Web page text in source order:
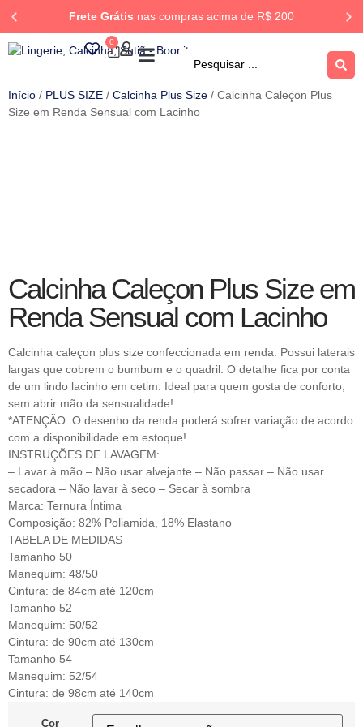
Frete Grátis nas compras acima de R$ 200
0
Início / PLUS SIZE / Calcinha Plus Size / Calcinha Caleçon Plus
Size em Renda Sensual com Lacinho
Calcinha Caleçon Plus Size em
Renda Sensual com Lacinho
Calcinha caleçon plus size confeccionada em renda. Possui laterais
largas que cobrem o bumbum e o quadril. O detalhe fica por conta
de um lindo lacinho em cetim. Ideal para quem gosta de conforto,
sem abrir mão da sensualidade!
*ATENÇÃO: O desenho da renda poderá sofrer variação de acordo
com a disponibilidade em estoque!
INSTRUÇÕES DE LAVAGEM:
– Lavar à mão – Não usar alvejante – Não passar – Não usar
secadora – Não lavar à seco – Secar à sombra
Marca: Ternura Íntima
Composição: 82% Poliamida, 18% Elastano
TABELA DE MEDIDAS
Tamanho 50
Manequim: 48/50
Cintura: de 84cm até 120cm
Tamanho 52
Manequim: 50/52
Cintura: de 90cm até 130cm
Tamanho 54
Manequim: 52/54
Cintura: de 98cm até 140cm
Cor